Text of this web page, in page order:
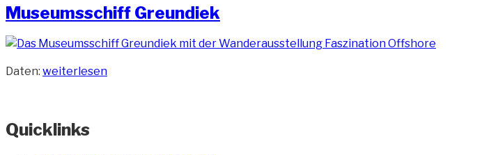
Museumsschiff Greundiek
Daten: „Museumsschiff
weiterlesen
Quicklinks